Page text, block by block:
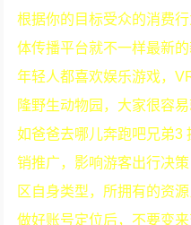
根据你的目标受众的消费
体传播平台就不一样最新
年轻人都喜欢娱乐游戏，
隆野生动物园，大家很容
如爸爸去哪儿奔跑吧兄弟3
销推广，影响游客出行决
区自身类型，所拥有的资
做好账号定位后，不要变